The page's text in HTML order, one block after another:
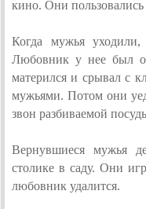
кино. Они
Когда мужья
Любовник у нее был
матерился и срывал с
мужьями. Потом они
звон разбиваемой
Вернувшиеся мужья
столике в саду. Они
любовник удалится.